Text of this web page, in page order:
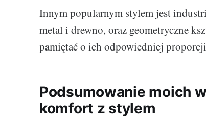
Innym popularnym stylem jest
metal i drewno, oraz geometryczne
pamiętać o ich odpowiedniej
Podsumowanie moich
komfort z stylem